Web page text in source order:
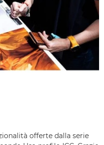
offerte dalla serie